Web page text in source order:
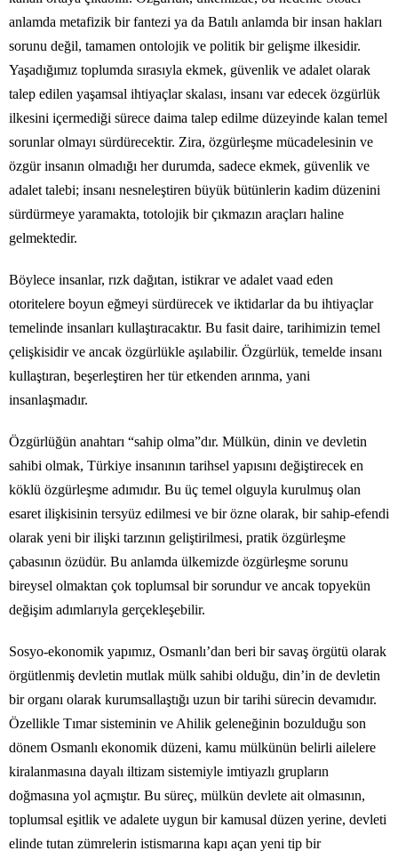
anlamda metafizik bir fantezi ya da Batılı anlamda bir insan hakları
sorunu değil, tamamen ontolojik ve politik bir gelişme ilkesidir.
Yaşadığımız toplumda sırasıyla ekmek, güvenlik ve adalet olarak
talep edilen yaşamsal ihtiyaçlar skalası, insanı var edecek özgürlük
ilkesini içermediği sürece daima talep edilme düzeyinde kalan temel
sorunlar olmayı sürdürecektir. Zira, özgürleşme mücadelesinin ve
özgür insanın olmadığı her durumda, sadece ekmek, güvenlik ve
adalet talebi; insanı nesneleştiren büyük bütünlerin kadim düzenini
sürdürmeye yaramakta, totolojik bir çıkmazın araçları haline
gelmektedir.
Böylece insanlar, rızk dağıtan, istikrar ve adalet vaad eden
otoritelere boyun eğmeyi sürdürecek ve iktidarlar da bu ihtiyaçlar
temelinde insanları kullaştıracaktır. Bu fasit daire, tarihimizin temel
çelişkisidir ve ancak özgürlükle aşılabilir. Özgürlük, temelde insanı
kullaştıran, beşerleştiren her tür etkenden arınma, yani
insanlaşmadır.
Özgürlüğün anahtarı “sahip olma”dır. Mülkün, dinin ve devletin
sahibi olmak, Türkiye insanının tarihsel yapısını değiştirecek en
köklü özgürleşme adımıdır. Bu üç temel olguyla kurulmuş olan
esaret ilişkisinin tersyüz edilmesi ve bir özne olarak, bir sahip-efendi
olarak yeni bir ilişki tarzının geliştirilmesi, pratik özgürleşme
çabasının özüdür. Bu anlamda ülkemizde özgürleşme sorunu
bireysel olmaktan çok toplumsal bir sorundur ve ancak topyekün
değişim adımlarıyla gerçekleşebilir.
Sosyo-ekonomik yapımız, Osmanlı’dan beri bir savaş örgütü olarak
örgütlenmiş devletin mutlak mülk sahibi olduğu, din’in de devletin
bir organı olarak kurumsallaştığı uzun bir tarihi sürecin devamıdır.
Özellikle Tımar sisteminin ve Ahilik geleneğinin bozulduğu son
dönem Osmanlı ekonomik düzeni, kamu mülkünün belirli ailelere
kiralanmasına dayalı iltizam sistemiyle imtiyazlı grupların
doğmasına yol açmıştır. Bu süreç, mülkün devlete ait olmasının,
toplumsal eşitlik ve adalete uygun bir kamusal düzen yerine, devleti
elinde tutan zümrelerin istismarına kapı açan yeni tip bir